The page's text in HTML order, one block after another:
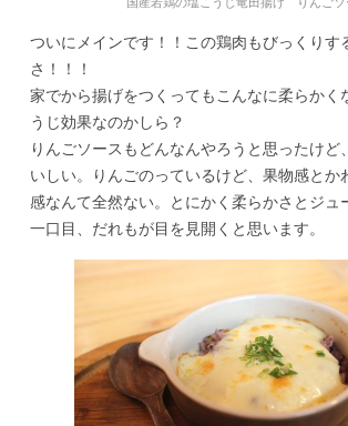
ついにメインです！！この鶏肉もびっくりす
さ！！！
家でから揚げをつくってもこんなに柔らかく
うじ効果なのかしら？
りんごソースもどんなんやろうと思ったけど
いしい。りんごのっているけど、果物感とか
感なんて全然ない。とにかく柔らかさとジュ
一口目、だれもが目を見開くと思います。